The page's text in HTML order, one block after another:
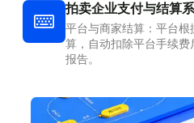
拍卖企业支付与结算
平台与商家结算：平台
算，自动扣除平台手续
报告。